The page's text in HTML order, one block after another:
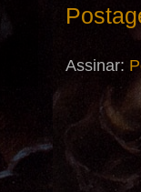
Assinar: